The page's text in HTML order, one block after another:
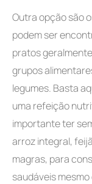
Outra opção são
podem ser
pratos
grupos
legumes. Basta
uma refeição
importante ter
arroz integral,
magras, para
saudáveis